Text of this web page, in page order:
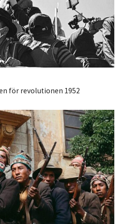
för revolutionen 1952